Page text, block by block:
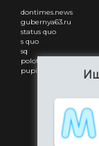
dontimes.news
gubernya63.ru
status quo
s quo
sq
polotsk-portal.ru
pupilby